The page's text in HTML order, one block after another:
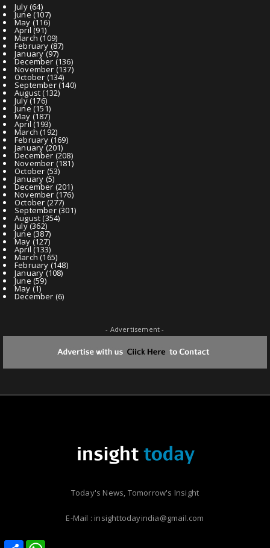
Share
Share
July(64)
June(107)
May (116)
April (91)
March (109)
February (87)
January(97)
December (136)
November (137)
October (134)
September(140)
August(132)
July(176)
June(151)
May (187)
April (193)
March (192)
February (169)
January(201)
December (208)
November (181)
October (53)
January (5)
December(201)
November (176)
October (277)
September(301)
August(354)
July(362)
June(387)
May (127)
April (133)
March (165)
February (148)
January(108)
June (59)
May (1)
December (6)
- Advertisement -
Today's News, Tomorrow's Insight
E-Mail : insighttodayindia@gmail.com